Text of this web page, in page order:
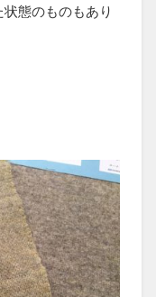
態のものもあり